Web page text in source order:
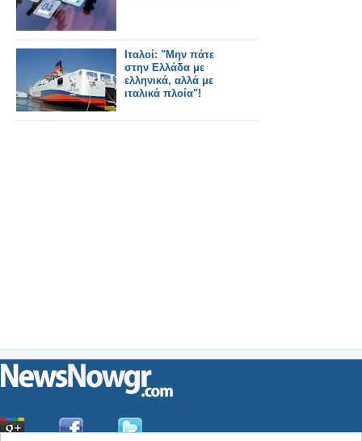
Ιταλοί: "Μην πάτε
στην Ελλάδα με
ελληνικά, αλλά με
ιταλικά πλοία"!